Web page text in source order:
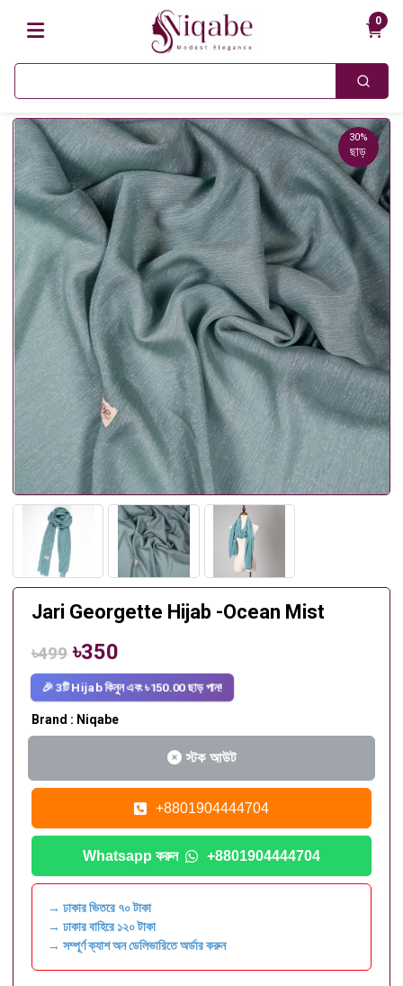
0
30%
ছাড়
Jari Georgette Hijab -Ocean Mist
৳499 ৳350
🎉 3টি Hijab কিনুন এবং ৳150.00 ছাড় পান!
Brand : Niqabe
স্টক আউট
+8801904444704
Whatsapp করুন +8801904444704
→ ঢাকার ভিতরে ৭০ টাকা
→ ঢাকার বাহিরে ১২০ টাকা
→ সম্পূর্ণ ক্যাশ অন ডেলিভারিতে অর্ডার করুন